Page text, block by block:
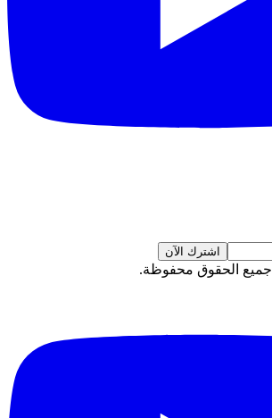
اشترك الآن
جميع الحقوق محفوظة.